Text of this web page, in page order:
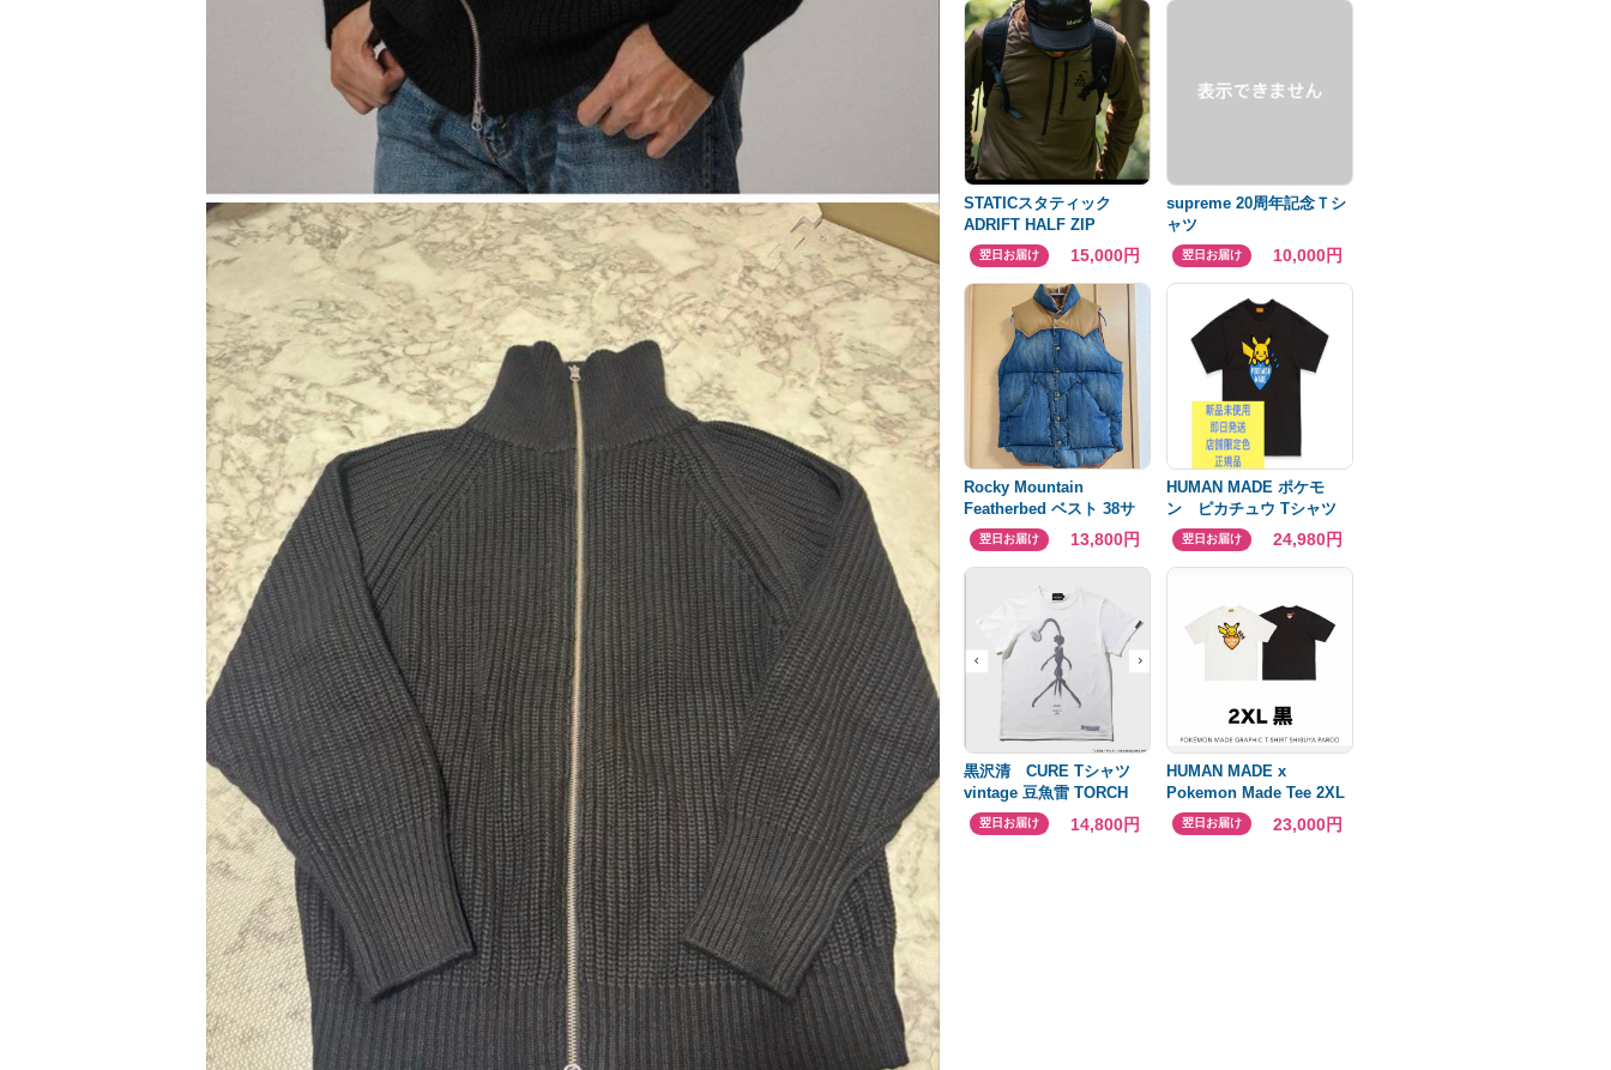
STATICスタティック
ADRIFT HALF ZIP
HOODY XLサイズ
翌日お届け 15,000円
supreme 20周年記念Ｔシ
ャツ
翌日お届け 10,000円
Rocky Mountain
Featherbed ベスト 38サ
イズ
翌日お届け 13,800円
HUMAN MADE ポケモ
ン ピカチュウ Tシャツ
XL ブラック
翌日お届け 24,980円
黒沢清 CURE Tシャツ
vintage 豆魚雷 TORCH
TORCH 映画
翌日お届け 14,800円
HUMAN MADE x
Pokemon Made Tee 2XL
サイズ 黒
翌日お届け 23,000円